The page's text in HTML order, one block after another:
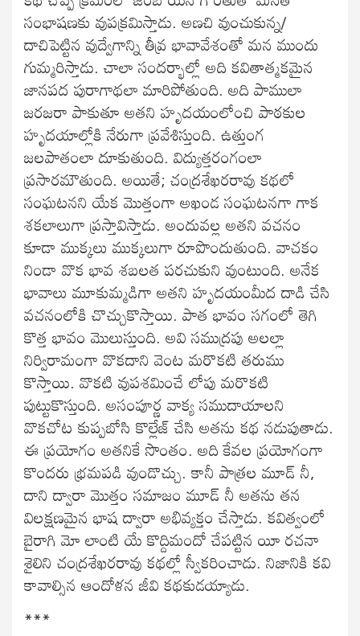
సంభాషణకు వుపక్రమిస్తాడు. అణచి వుంచుకున్న/
దాచిపెట్టిన వుద్వేగాన్ని తీవ్ర భావావేశంతో మన ముందు
గుమ్మరిస్తాడు. చాలా సందర్భాల్లో అది కవితాత్మకమైన
జానపద పురాగాథలా మారిపోతుంది. అది పాములా
జరజరా పాకుతూ అతని హృదయంలోంచి పాఠకుల
హృదయాల్లోకి నేరుగా ప్రవేశిస్తుంది. ఉత్తుంగ
జలపాతంలా దూకుతుంది. విద్యుత్తరంగంలా
ప్రసారమౌతుంది. అయితే; చంద్రశేఖరరావు కథలో
సంఘటనని యేక మొత్తంగా అఖండ సంఘటనగా గాక
శకలాలుగా ప్రస్తావిస్తాడు. అందువల్ల అతని వచనం
కూడా ముక్కలు ముక్కలుగా రూపొందుతుంది. వాచకం
నిండా వొక భావ శబలత పరచుకుని వుంటుంది. అనేక
భావాలు మూకుమ్మడిగా అతని హృదయంమీద దాడి చేసి
వచనంలోకి చొచ్చుకొస్తాయి. పాత భావం సగంలో తెగి
కొత్త భావం మొలుస్తుంది. అవి సముద్రపు అలల్లా
నిర్విరామంగా వొకదాని వెంట మరొకటి తరుము
కొస్తాయి. వొకటి వుపశమించే లోపు మరొకటి
పుట్టుకొస్తుంది. అసంపూర్ణ వాక్య సముదాయాలని
వొకచోట కుప్పబోసి కొల్లేజ్ చేసి అతను కథ నడుపుతాడు.
ఈ ప్రయోగం అతనికే సొంతం. అది కేవల ప్రయోగంగా
కొందరు భ్రమపడి వుండొచ్చు. కానీ పాత్రల మూడ్ నీ,
దాని ద్వారా మొత్తం సమాజం మూడ్ నీ అతను తన
విలక్షణమైన భాష ద్వారా అభివ్యక్తం చేస్తాడు. కవిత్వంలో
బైరాగి మో లాంటి యే కొద్దిమందో చేపట్టిన యీ రచనా
శైలిని చంద్రశేఖరరావు కథల్లో స్వీకరించాడు. నిజానికి కవి
కావాల్సిన ఆందోళన జీవి కథకుడయ్యాడు.
***